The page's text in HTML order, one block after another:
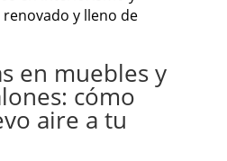
y lleno de
en muebles y
cómo
aire a tu